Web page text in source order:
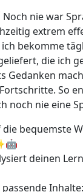
nie war
extrem
bekomme
die ich
Gedanken
So
noch nie eine
die bequemste
deinen